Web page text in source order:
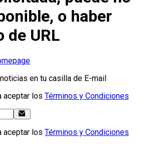
o haber
de URL
en tu casilla de E-mail
aceptar los Términos y Condiciones
aceptar los Términos y Condiciones